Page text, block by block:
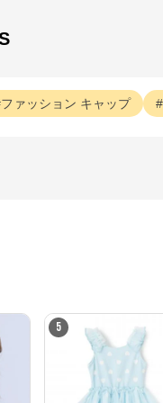
ファッション キャップ
5